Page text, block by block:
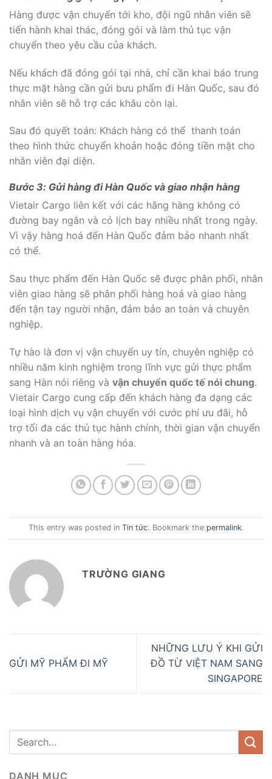
Hàng được vận chuyển tới kho, đội ngũ nhân viên sẽ
tiến hành khai thác, đóng gói và làm thủ tục vận
chuyển theo yêu cầu của khách.
Nếu khách đã đóng gói tại nhà, chỉ cần khai báo trung
thực mặt hàng cần gửi bưu phẩm đi Hàn Quốc, sau đó
nhân viên sẽ hỗ trợ các khâu còn lại.
Sau đó quyết toán: Khách hàng có thể thanh toán
theo hình thức chuyển khoản hoặc đóng tiền mặt cho
nhân viên đại diện.
Bước 3: Gửi hàng đi Hàn Quốc và giao nhận hàng
Vietair Cargo liên kết với các hãng hàng không có
đường bay ngắn và có lịch bay nhiều nhất trong ngày.
Vì vậy hàng hoá đến Hàn Quốc đảm bảo nhanh nhất
có thể.
Sau thực phẩm đến Hàn Quốc sẽ được phân phối, nhân
viên giao hàng sẽ phân phối hàng hoá và giao hàng
đến tận tay người nhận, đảm bảo an toàn và chuyên
nghiệp.
Tự hào là đơn vị vận chuyển uy tín, chuyên nghiệp có
nhiều năm kinh nghiệm trong lĩnh vực gửi thực phẩm
sang Hàn nói riêng và vận chuyển quốc tế nói chung.
Vietair Cargo cung cấp đến khách hàng đa dạng các
loại hình dịch vụ vận chuyển với cước phí ưu đãi, hỗ
trợ tối đa các thủ tục hành chính, thời gian vận chuyển
nhanh và an toàn hàng hóa.
This entry was posted in Tin tức. Bookmark the permalink.
TRƯỜNG GIANG
GỬI MỸ PHẨM ĐI MỸ
NHỮNG LƯU Ý KHI GỬI
ĐỒ TỪ VIỆT NAM SANG
SINGAPORE
DANH MỤC